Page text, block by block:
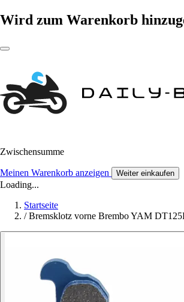
Wird zum Warenkorb
Zwischensumme
Meinen Warenkorb anzeigen Weiter einkaufen
Loading...
Startseite
/ Bremsklotz vorne Brembo YAM